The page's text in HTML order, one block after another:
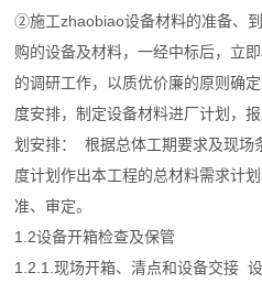
②施工zhaobiao设备材料的准备、
购的设备及材料，一经中标后，立
的调研工作，以质优价廉的原则确
度安排，制定设备材料进厂计划，
划安排： 根据总体工期要求及现场
度计划作出本工程的总材料需求计
准、审定。
1.2设备开箱检查及保管
1.2.1.现场开箱、清点和设备交接